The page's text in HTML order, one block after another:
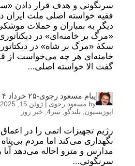
سرنگونی و هدف قرار دادن
فقیه خواسته اصلی ملت ایران
دیگر به بمباران و حملات
«مرگ بر خامنه‌ای» در
سکهٔ «مرگ بر شاه» در
خامنه‌ای هر چه می‌خواست از
گفت الا خواسته اصلی...
پیام مسعود رجوی-۲۵ خرداد ۱۴۰۴
by مسعود رجوی | ژوئن 15, 2025 5:36 ب.ظ
اپوزیسیون
بلندگو تیتر4 , خبر روز
رژیم تجهیزات اتمی را در
نگهداری می‌کند اما مردم
مدارس و مترو احاله می‌دهد
سرنگونی...